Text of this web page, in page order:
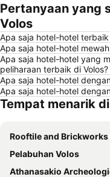
Pertanyaan yang
Volos
Apa saja hotel-hotel terbaik
Apa saja hotel-hotel
Apa saja hotel-hotel yang
peliharaan terbaik di Volos?
Apa saja hotel-hotel
Apa saja hotel-hotel
Tempat menarik
Rooftile and Brickworks Museum N & S
Pelabuhan Volos
Athanasakio Archeological